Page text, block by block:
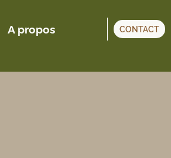
A propos CONTACT